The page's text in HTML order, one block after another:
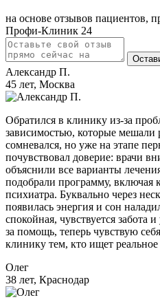
на основе отзывов пациентов,
Профи-Клиник 24
Александр П.
45 лет, Москва
Обратился в клинику из-за
зависимостью, которые мешали
сомневался, но уже на этапе
почувствовал доверие: врачи
объяснили все варианты
подобрали программу, включая
психиатра. Буквально через
появилась энергия и сон
спокойная, чувствуется забота
за помощь, теперь чувствую
клинику тем, кто ищет
Олег
38 лет, Краснодар